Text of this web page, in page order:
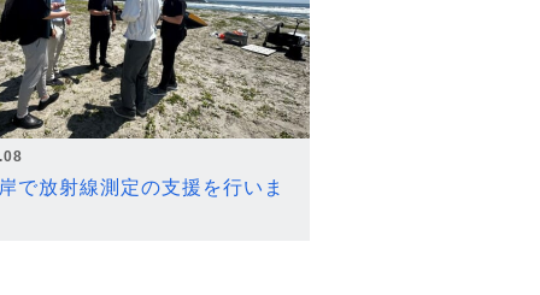
で放射線測定の支援を行いま